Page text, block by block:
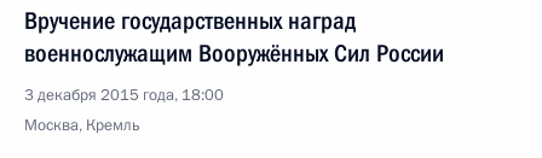
Вручение государственных наград
военнослужащим Вооружённых Сил России
3 декабря 2015 года, 18:00
Москва, Кремль